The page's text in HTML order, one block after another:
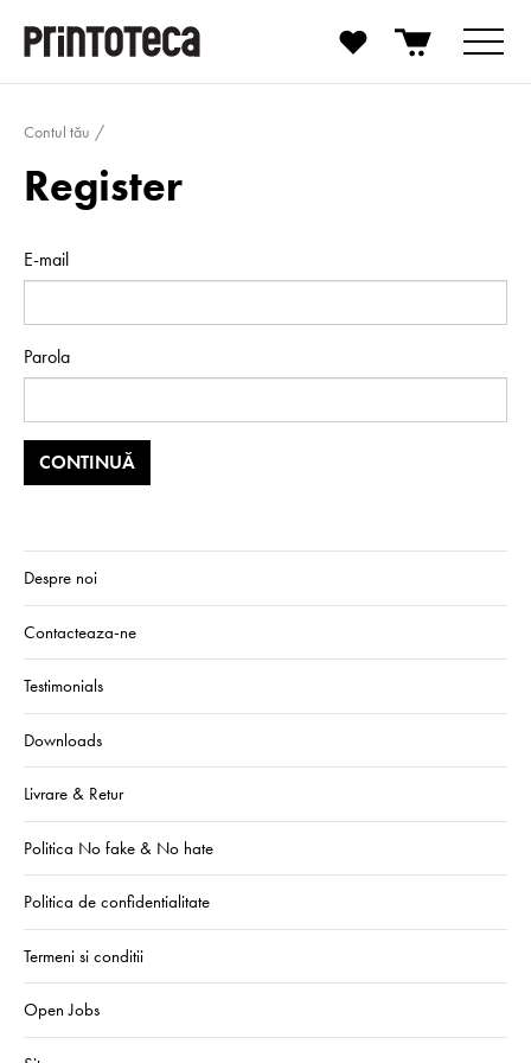
Contul tău
Register
E-mail
Parola
Despre noi
Contacteaza-ne
Testimonials
Downloads
Livrare & Retur
Politica No fake & No hate
Politica de confidentialitate
Termeni si conditii
Open Jobs